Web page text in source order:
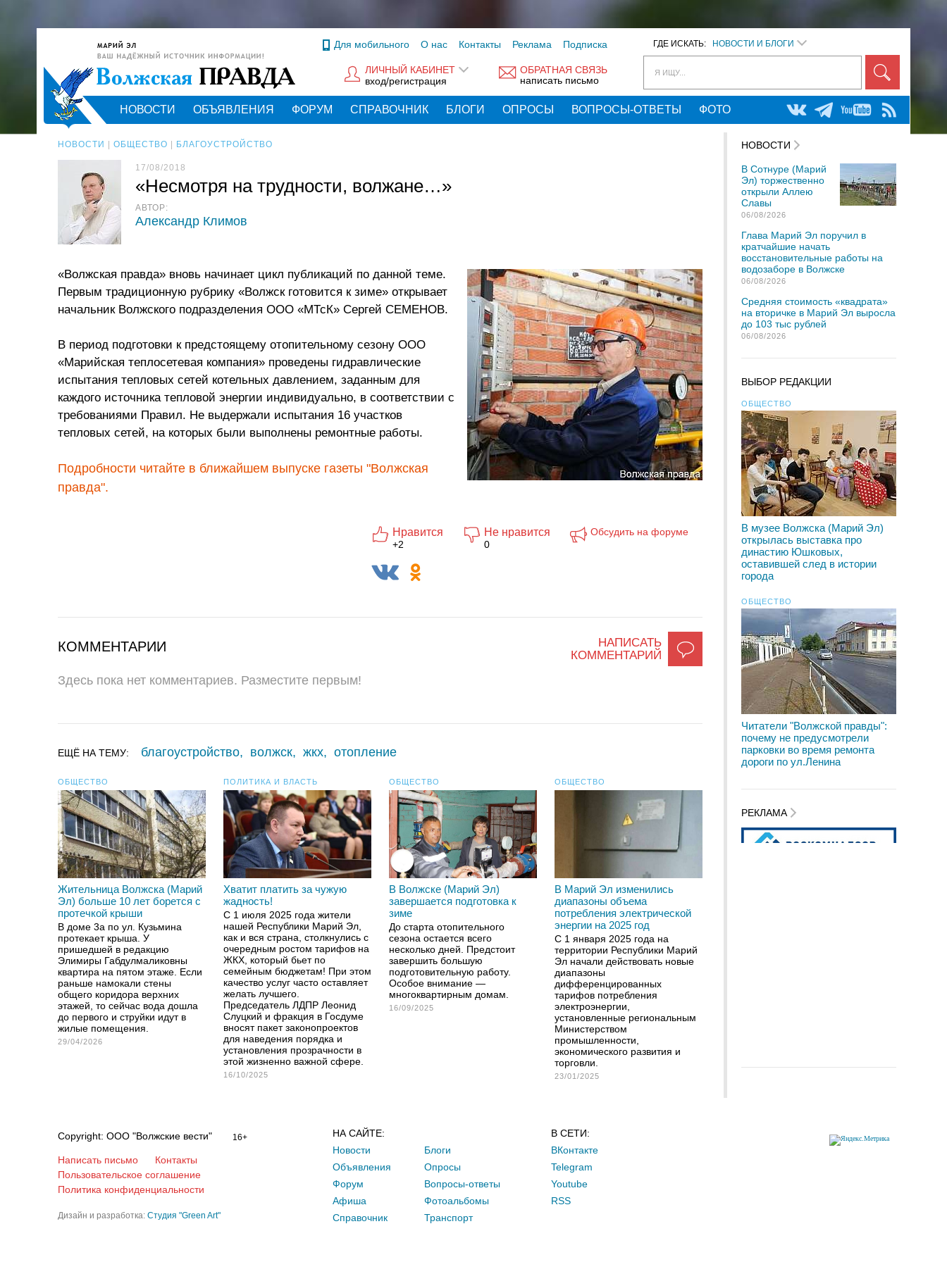
ГДЕ ИСКАТЬ: НОВОСТИ И БЛОГИ
Я ИЩУ...
Для мобильного О нас Контакты Реклама Подписка
ОБРАТНАЯ СВЯЗЬ
написать письмо
ЛИЧНЫЙ КАБИНЕТ
вход/регистрация
НОВОСТИ ОБЪЯВЛЕНИЯ ФОРУМ СПРАВОЧНИК БЛОГИ ОПРОСЫ ВОПРОСЫ-ОТВЕТЫ ФОТО
НОВОСТИ ОБЩЕСТВО БЛАГОУСТРОЙСТВО
17/08/2018
«Несмотря на трудности, волжане…»
АВТОР:
Александр Климов
«Волжская правда» вновь начинает цикл публикаций по данной теме.
Первым традиционную рубрику «Волжск готовится к зиме» открывает
начальник Волжского подразделения ООО «МТсК» Сергей СЕМЕНОВ.
В период подготовки к предстоящему отопительному сезону ООО
«Марийская теплосетевая компания» проведены гидравлические
испытания тепловых сетей котельных давлением, заданным для
каждого источника тепловой энергии индивидуально, в соответствии с
требованиями Правил. Не выдержали испытания 16 участков
тепловых сетей, на которых были выполнены ремонтные работы.
Подробности читайте в ближайшем выпуске газеты "Волжская
правда".
Нравится
+2
Не нравится
0
Обсудить на форуме
НАПИСАТЬ
КОММЕНТАРИЙ
КОММЕНТАРИИ
Здесь пока нет комментариев. Разместите первым!
ЕЩЁ НА ТЕМУ: благоустройство, волжск, жкх, отопление
ОБЩЕСТВО
Жительница Волжска (Марий
Эл) больше 10 лет борется с
протечкой крыши
В доме 3а по ул. Кузьмина
протекает крыша. У
пришедшей в редакцию
Элимиры Габдулмаликовны
квартира на пятом этаже. Если
раньше намокали стены
общего коридора верхних
этажей, то сейчас вода дошла
до первого и струйки идут в
жилые помещения.
29/04/2026
ПОЛИТИКА И ВЛАСТЬ
Хватит платить за чужую
жадность!
С 1 июля 2025 года жители
нашей Республики Марий Эл,
как и вся страна, столкнулись с
очередным ростом тарифов на
ЖКХ, который бьет по
семейным бюджетам! При этом
качество услуг часто оставляет
желать лучшего.
Председатель ЛДПР Леонид
Слуцкий и фракция в Госдуме
вносят пакет законопроектов
для наведения порядка и
установления прозрачности в
этой жизненно важной сфере.
16/10/2025
ОБЩЕСТВО
В Волжске (Марий Эл)
завершается подготовка к
зиме
До старта отопительного
сезона остается всего
несколько дней. Предстоит
завершить большую
подготовительную работу.
Особое внимание —
многоквартирным домам.
16/09/2025
ОБЩЕСТВО
В Марий Эл изменились
диапазоны объема
потребления электрической
энергии на 2025 год
С 1 января 2025 года на
территории Республики Марий
Эл начали действовать новые
диапазоны
дифференцированных
тарифов потребления
электроэнергии,
установленные региональным
Министерством
промышленности,
экономического развития и
торговли.
23/01/2025
НОВОСТИ
В Сотнуре (Марий
Эл) торжественно
открыли Аллею
Славы
06/08/2026
Глава Марий Эл поручил в
кратчайшие начать
восстановительные работы на
водозаборе в Волжске
06/08/2026
Средняя стоимость «квадрата»
на вторичке в Марий Эл выросла
до 103 тыс рублей
06/08/2026
ВЫБОР РЕДАКЦИИ
ОБЩЕСТВО
В музее Волжска (Марий Эл)
открылась выставка про
династию Юшковых,
оставившей след в истории
города
ОБЩЕСТВО
Читатели "Волжской правды":
почему не предусмотрели
парковки во время ремонта
дороги по ул.Ленина
РЕКЛАМА
Copyright: ООО "Волжские вести" 16+
Написать письмо
Контакты
Пользовательское соглашение
Политика конфиденциальности
Дизайн и разработка: Студия "Green Art"
НА САЙТЕ:
Новости
Объявления
Форум
Афиша
Справочник
Блоги
Опросы
Вопросы-ответы
Фотоальбомы
Транспорт
В СЕТИ:
ВКонтакте
Telegram
Youtube
RSS